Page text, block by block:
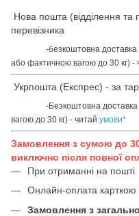
Нова пошта (відділення
перевізника
-безкоштовна
або фактичною вагою до 30 кг) -
Укрпошта (Експрес) - за
-Безкоштовна
вагою до 30 кг) - читай умови*
Замовлення з сумою до
виключно після повної
При отриманні на пошті
Онлайн-оплата карткою
Замовлення з